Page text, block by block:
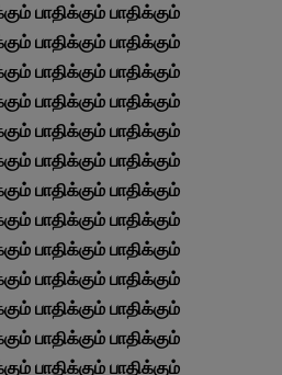
பாதிக்கும் பாதிக்கும்
பாதிக்கும் பாதிக்கும்
பாதிக்கும் பாதிக்கும்
பாதிக்கும் பாதிக்கும்
பாதிக்கும் பாதிக்கும்
பாதிக்கும் பாதிக்கும்
பாதிக்கும் பாதிக்கும்
பாதிக்கும் பாதிக்கும்
பாதிக்கும் பாதிக்கும்
பாதிக்கும் பாதிக்கும்
பாதிக்கும் பாதிக்கும்
பாதிக்கும் பாதிக்கும்
பாதிக்கும் பாதிக்கும்